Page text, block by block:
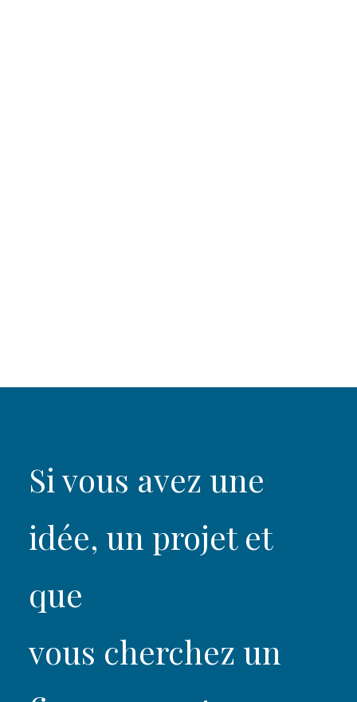
Si vous avez une
idée, un projet et
que
vous cherchez un